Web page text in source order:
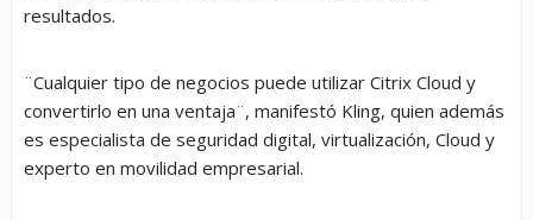
resultados.
¨Cualquier tipo de negocios puede utilizar Citrix Cloud y
convertirlo en una ventaja¨, manifestó Kling, quien además
es especialista de seguridad digital, virtualización, Cloud y
experto en movilidad empresarial.